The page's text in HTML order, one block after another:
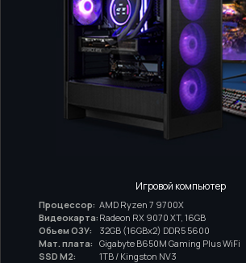
Игровой компьютер
Процессор: AMD Ryzen 7 9700X
Видеокарта: Radeon RX 9070 XT, 16GB
Обьем ОЗУ:
32GB (16GBx2) DDR5 5600
Мат. плата:
Gigabyte B650M Gaming Plus WiFi
SSD M2:
1TB / Kingston NV3